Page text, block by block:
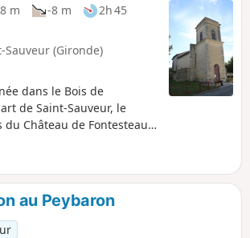
m -8 m
2h 45
Sauveur (Gironde)
dans le Bois de
de Saint-Sauveur, le
Château de Fontesteau
Une partie du parcours
et au retour dans le Bois
ensuite le circuit s'en
une autre partie de
au Peybaron